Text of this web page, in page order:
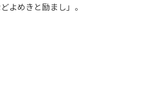
よめきと励まし」。